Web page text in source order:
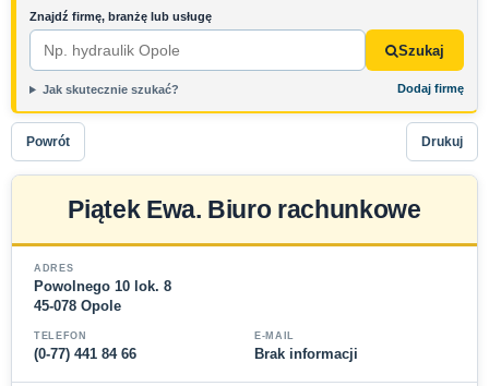
Znajdź firmę, branżę lub usługę
Szukaj
Jak skutecznie szukać? Dodaj firmę
Powrót Drukuj
Piątek Ewa. Biuro rachunkowe
ADRES
Powolnego 10 lok. 8
45-078 Opole
TELEFON
(0-77) 441 84 66
E-MAIL
Brak informacji